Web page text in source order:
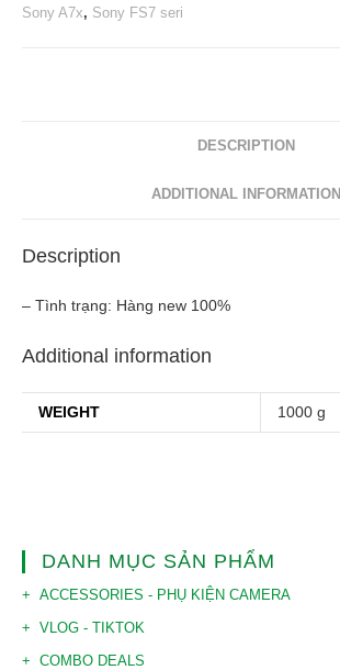
Arm
Sony A7x, Sony FS7 seri
DESCRIPTION
ADDITIONAL INFORMATION
Description
– Tình trạng: Hàng new 100%
Additional information
WEIGHT 1000 g
DANH MỤC SẢN PHẨM
ACCESSORIES - PHỤ KIỆN CAMERA
VLOG - TIKTOK
COMBO DEALS